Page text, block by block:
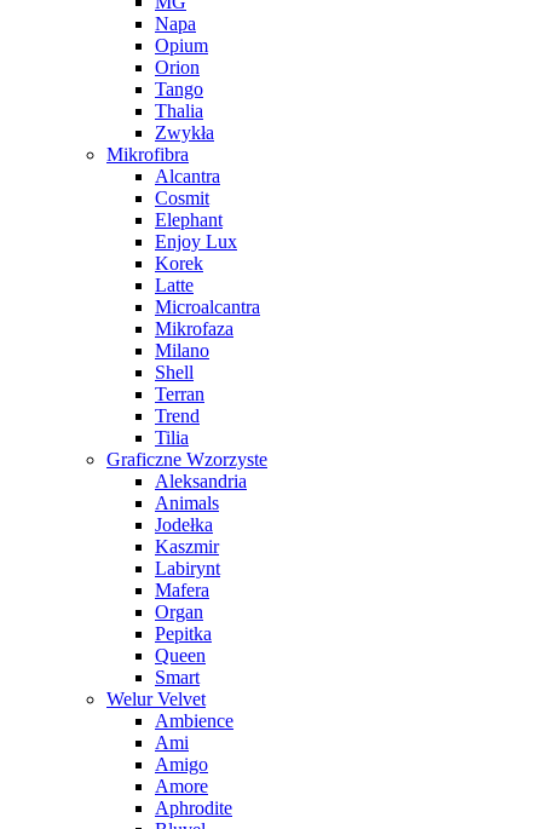
Napa
Opium
Orion
Tango
Thalia
Zwykła
Mikrofibra
Alcantra
Cosmit
Elephant
Enjoy Lux
Korek
Latte
Microalcantra
Mikrofaza
Milano
Shell
Terran
Trend
Tilia
Graficzne Wzorzyste
Aleksandria
Animals
Jodełka
Kaszmir
Labirynt
Mafera
Organ
Pepitka
Queen
Smart
Welur Velvet
Ambience
Ami
Amigo
Amore
Aphrodite